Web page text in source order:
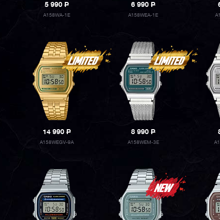
5 990P
A158WA-1E
6 990P
A158WEA-1E
14 990P
A158WEGV-9A
8 990P
A158WEM-3E